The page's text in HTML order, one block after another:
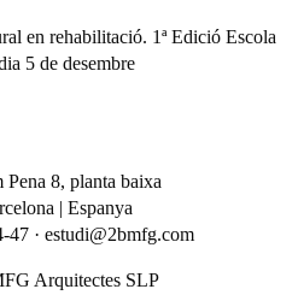
en rehabilitació. 1ª Edició Escola
5 de desembre
Pena 8, planta baixa
| Espanya
47 · estudi@2bmfg.com
Arquitectes SLP